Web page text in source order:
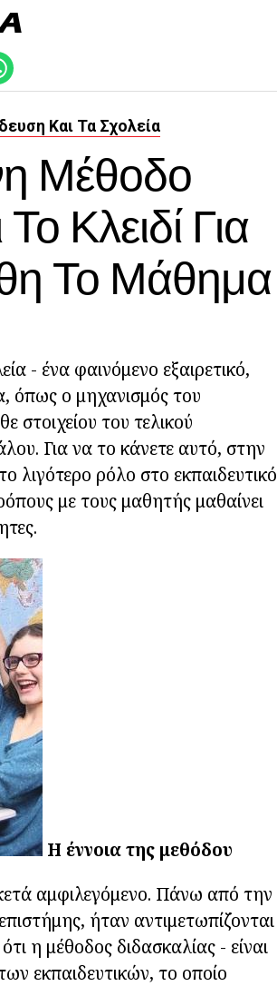
Και Τα Σχολεία
Μέθοδο
Κλειδί Για
Το Μάθημα
- ένα φαινόμενο εξαιρετικό,
όπως ο μηχανισμός του
στοιχείου του τελικού
Για να το κάνετε αυτό, στην
λιγότερο ρόλο στο εκπαιδευτικό
με τους μαθητής μαθαίνει
Η έννοια της μεθόδου
αμφιλεγόμενο. Πάνω από την
ήταν αντιμετωπίζονται
η μέθοδος διδασκαλίας - είναι
εκπαιδευτικών, το οποίο